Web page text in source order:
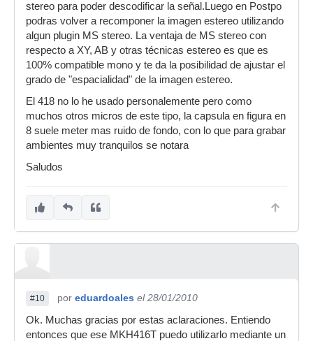
stereo para poder descodificar la señal.Luego en Postpo
podras volver a recomponer la imagen estereo utilizando
algun plugin MS stereo. La ventaja de MS stereo con
respecto a XY, AB y otras técnicas estereo es que es
100% compatible mono y te da la posibilidad de ajustar el
grado de "espacialidad" de la imagen estereo.
El 418 no lo he usado personalemente pero como
muchos otros micros de este tipo, la capsula en figura en
8 suele meter mas ruido de fondo, con lo que para grabar
ambientes muy tranquilos se notara
Saludos
#10 por eduardoales el 28/01/2010
Ok. Muchas gracias por estas aclaraciones. Entiendo
entonces que ese MKH416T puedo utilizarlo mediante un